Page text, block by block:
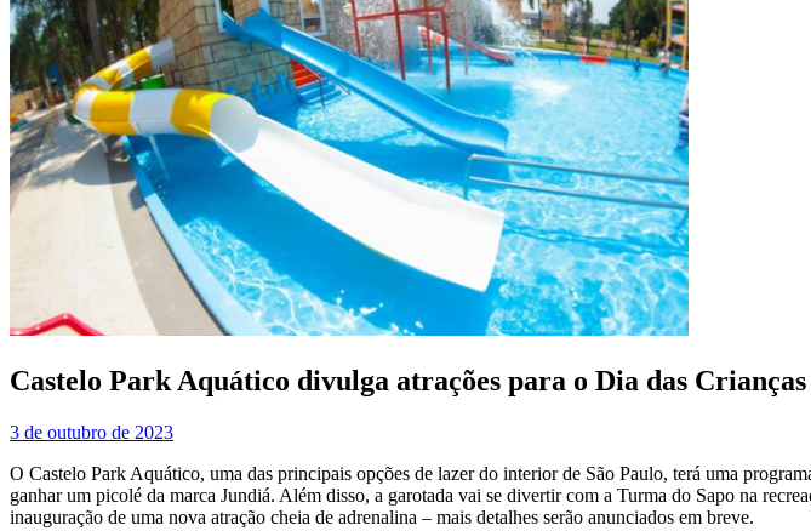
Castelo Park Aquático divulga atrações para o Dia das Crianças
3 de outubro de 2023
O Castelo Park Aquático, uma das principais opções de lazer do interior de São Paulo, terá uma
ganhar um picolé da marca Jundiá. Além disso, a garotada vai se divertir com a Turma do Sapo na
inauguração de uma nova atração cheia de adrenalina – mais detalhes serão anunciados em breve.